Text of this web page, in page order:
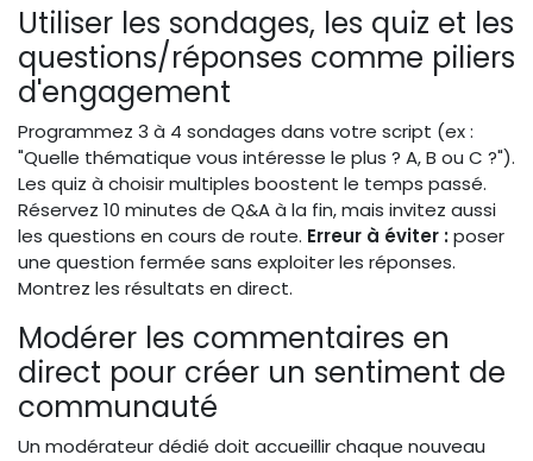
Utiliser les sondages, les quiz et les
questions/réponses comme piliers
d'engagement
Programmez 3 à 4 sondages dans votre script (ex :
"Quelle thématique vous intéresse le plus ? A, B ou C ?").
Les quiz à choisir multiples boostent le temps passé.
Réservez 10 minutes de Q&A à la fin, mais invitez aussi
les questions en cours de route. Erreur à éviter :poser
une question fermée sans exploiter les réponses.
Montrez les résultats en direct.
Modérer les commentaires en
direct pour créer un sentiment de
communauté
Un modérateur dédié doit accueillir chaque nouveau